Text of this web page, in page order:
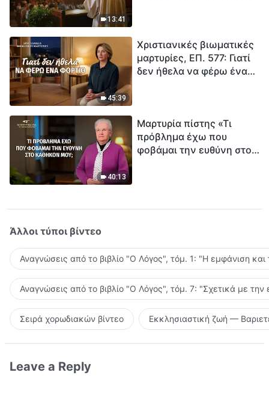
13:41
45:39
Χριστιανικές βιωματικές
μαρτυρίες, ΕΠ. 577: Γιατί
δεν ήθελα να φέρω ένα
40:13
Μαρτυρία πίστης «Τι
πρόβλημα έχω που
φοβάμαι την ευθύνη στο
Άλλοι τύποι βίντεο
Αναγνώσεις από το βιβλίο "Ο Λόγος", τόμ. 1: "Η εμφάνιση
Αναγνώσεις από το βιβλίο "Ο Λόγος", τόμ. 7: "Σχετικά με την
Σειρά χορωδιακών βίντεο Εκκλησιαστική ζωή —
Leave a Reply